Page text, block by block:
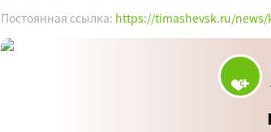
Постоянная ссылка: https://timashevsk.ru/